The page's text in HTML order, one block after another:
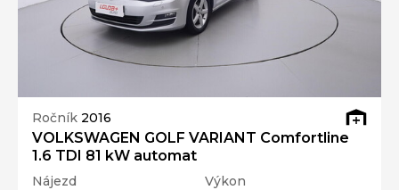
Ročník 2016
VOLKSWAGEN GOLF VARIANT Comfortline
1.6 TDI 81 kW automat
Nájezd
Výkon